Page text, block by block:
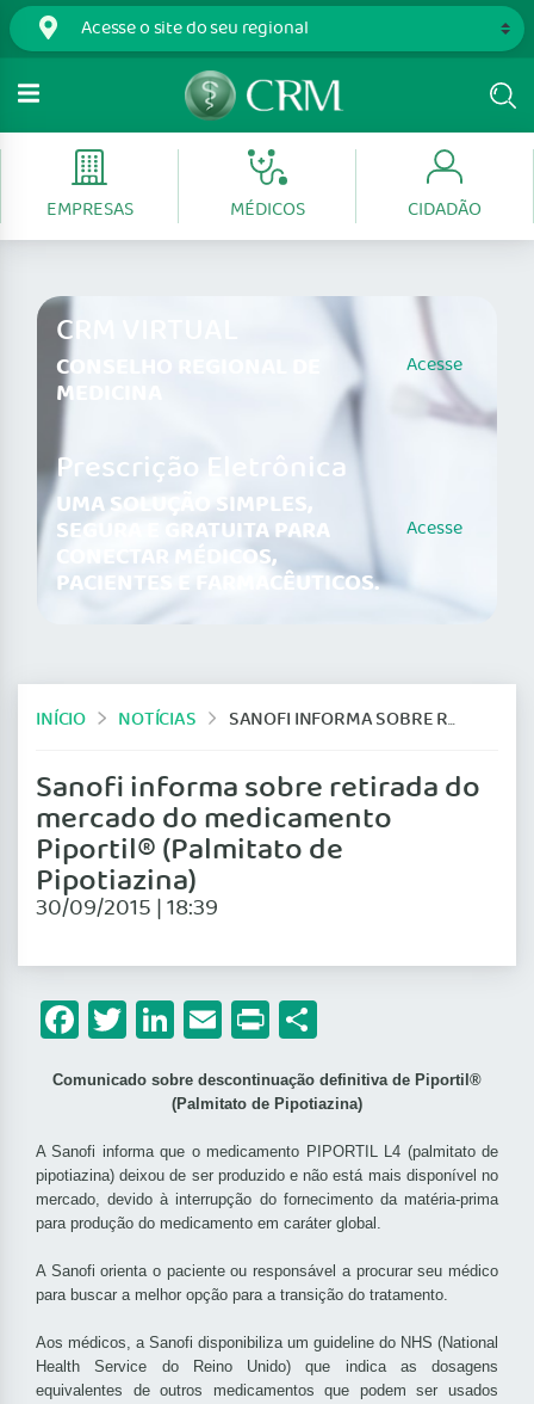
EMPRESAS MÉDICOS CIDADÃO
CRM VIRTUAL
CONSELHO REGIONAL DE
MEDICINA
Acesse
Prescrição Eletrônica
UMA SOLUÇÃO SIMPLES,
SEGURA E GRATUITA PARA
CONECTAR MÉDICOS,
PACIENTES E FARMACÊUTICOS.
Acesse
INÍCIO NOTÍCIAS SANOFI INFORMA SOBRE RETIRADA DO MERCADO DO MEDICAMENTO PIPORTIL® (PALMITATO DE PIPOTIAZINA)
Sanofi informa sobre retirada do
mercado do medicamento
Piportil® (Palmitato de
Pipotiazina)
30/09/2015 | 18:39
Facebook
Twitter
LinkedIn
Email
Print
Comunicado sobre descontinuação definitiva de Piportil®
(Palmitato de Pipotiazina)
A Sanofi informa que o medicamento PIPORTIL L4 (palmitato de
pipotiazina) deixou de ser produzido e não está mais disponível no
mercado, devido à interrupção do fornecimento da matéria-prima
para produção do medicamento em caráter global.
A Sanofi orienta o paciente ou responsável a procurar seu médico
para buscar a melhor opção para a transição do tratamento.
Aos médicos, a Sanofi disponibiliza um guideline do NHS (National
Health Service do Reino Unido) que indica as dosagens
equivalentes de outros medicamentos que podem ser usados